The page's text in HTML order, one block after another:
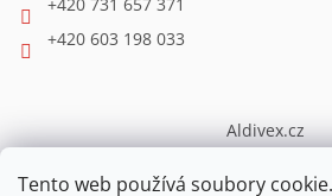
Tento web používá soubory
+420 603 198 033
Aldivex.cz
broušení